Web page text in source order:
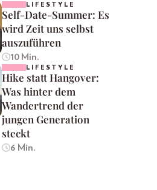
LIFESTYLE
Self-Date-Summer: Es
wird Zeit uns selbst
auszuführen
10 Min.
LIFESTYLE
Hike statt Hangover:
Was hinter dem
Wandertrend der
jungen Generation
steckt
6 Min.